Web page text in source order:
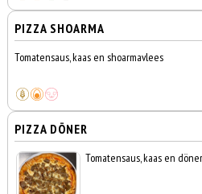
PIZZA SHOARMA
Tomatensaus, kaas en shoarmavlees
PIZZA DÖNER
Tomatensaus, kaas en